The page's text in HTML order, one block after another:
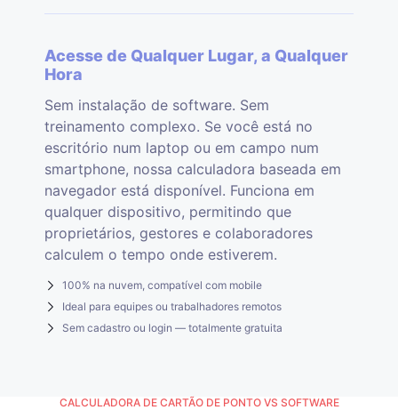
Acesse de Qualquer Lugar, a Qualquer
Hora
Sem instalação de software. Sem
treinamento complexo. Se você está no
escritório num laptop ou em campo num
smartphone, nossa calculadora baseada em
navegador está disponível. Funciona em
qualquer dispositivo, permitindo que
proprietários, gestores e colaboradores
calculem o tempo onde estiverem.
100% na nuvem, compatível com mobile
Ideal para equipes ou trabalhadores remotos
Sem cadastro ou login — totalmente gratuita
CALCULADORA DE CARTÃO DE PONTO VS SOFTWARE